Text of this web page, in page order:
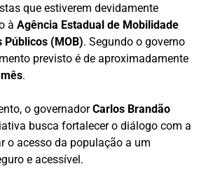
que estiverem devidamente
à Agência Estadual de Mobilidade
Públicos (MOB). Segundo o governo
previsto é de aproximadamente
.
o governadorCarlos Brandão
busca fortalecer o diálogo com a
o acesso da população a um
e acessível.